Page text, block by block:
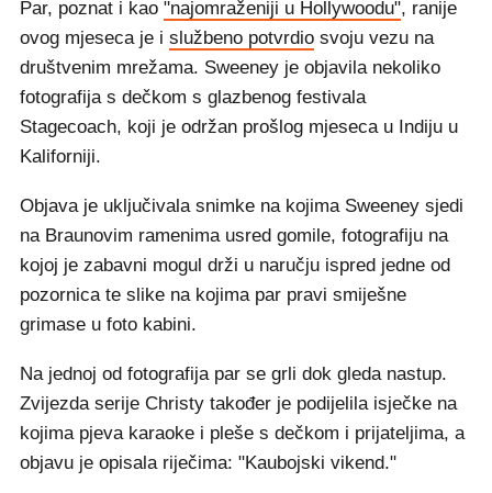
Par, poznat i kao "najomraženiji u Hollywoodu", ranije
ovog mjeseca je i službeno potvrdio svoju vezu na
društvenim mrežama. Sweeney je objavila nekoliko
fotografija s dečkom s glazbenog festivala
Stagecoach, koji je održan prošlog mjeseca u Indiju u
Kaliforniji.
Objava je uključivala snimke na kojima Sweeney sjedi
na Braunovim ramenima usred gomile, fotografiju na
kojoj je zabavni mogul drži u naručju ispred jedne od
pozornica te slike na kojima par pravi smiješne
grimase u foto kabini.
Na jednoj od fotografija par se grli dok gleda nastup.
Zvijezda serije Christy također je podijelila isječke na
kojima pjeva karaoke i pleše s dečkom i prijateljima, a
objavu je opisala riječima: "Kaubojski vikend."